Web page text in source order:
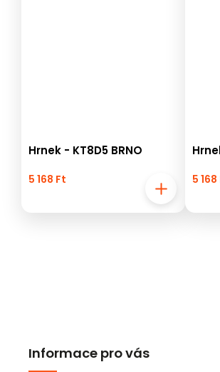
Hrnek - KT8D5 BRNO
5 168 Ft 5
Informace pro vás